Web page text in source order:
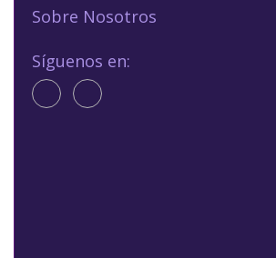
Sobre Nosotros
Síguenos en: